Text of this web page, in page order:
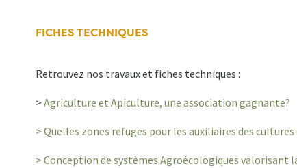
d'Ariane
FICHES TECHNIQUES
Retrouvez nos travaux et fiches techniques :
> Agriculture et Apiculture, une association gagnante?
> Quelles zones refuges pour les auxiliaires des
> Conception de systèmes Agroécologiques valorisant